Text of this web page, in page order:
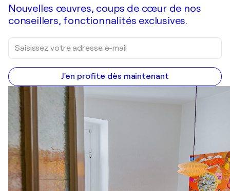
Nouvelles œuvres, coups de cœur de nos
conseillers, fonctionnalités exclusives.
J'en profite dès maintenant